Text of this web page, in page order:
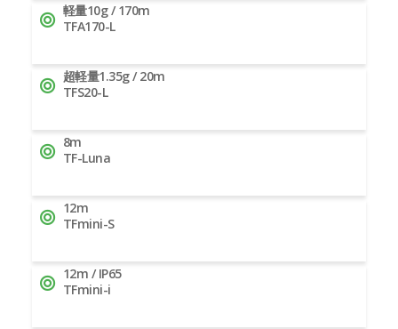
軽量10g / 170m
TFA170-L
超軽量1.35g / 20m
TFS20-L
8m
TF-Luna
12m
TFmini-S
12m / IP65
TFmini-i